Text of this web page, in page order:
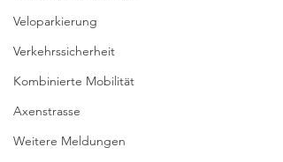
Veloparkierung
Verkehrssicherheit
Kombinierte Mobilität
Axenstrasse
Weitere Meldungen